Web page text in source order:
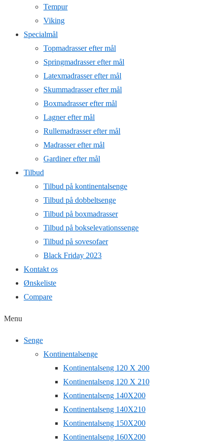
Tempur
Viking
Specialmål
Topmadrasser efter mål
Springmadrasser efter mål
Latexmadrasser efter mål
Skummadrasser efter mål
Boxmadrasser efter mål
Lagner efter mål
Rullemadrasser efter mål
Madrasser efter mål
Gardiner efter mål
Tilbud
Tilbud på kontinentalsenge
Tilbud på dobbeltsenge
Tilbud på boxmadrasser
Tilbud på bokselevationssenge
Tilbud på sovesofaer
Black Friday 2023
Kontakt os
Ønskeliste
Compare
Menu
Senge
Kontinentalsenge
Kontinentalseng 120 X 200
Kontinentalseng 120 X 210
Kontinentalseng 140X200
Kontinentalseng 140X210
Kontinentalseng 150X200
Kontinentalseng 160X200